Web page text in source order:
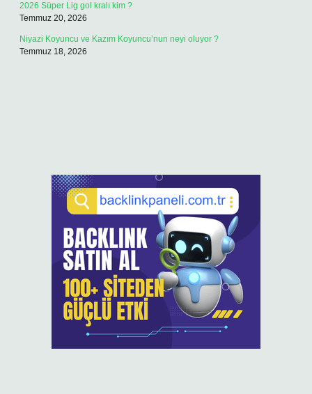
2026 Süper Lig gol kralı kim ?
Temmuz 20, 2026
Niyazi Koyuncu ve Kazım Koyuncu’nun neyi oluyor ?
Temmuz 18, 2026